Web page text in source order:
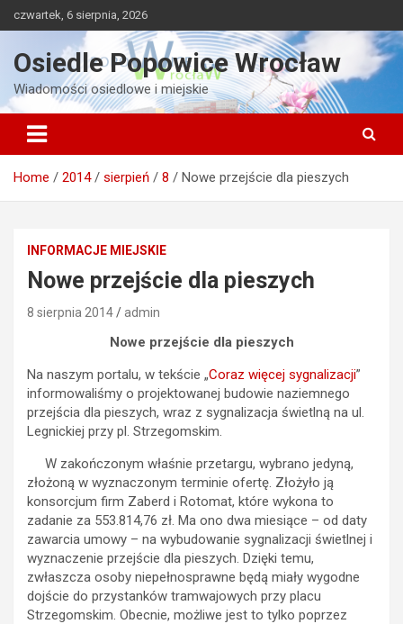
to
czwartek, 6 sierpnia, 2026
Osiedle Popowice Wrocław
Wiadomości osiedlowe i miejskie
Home 2014 sierpień 8 Nowe przejście dla pieszych
INFORMACJE MIEJSKIE
Nowe przejście dla pieszych
8 sierpnia 2014 admin
Nowe przejście dla pieszych
Na naszym portalu, w tekście „Coraz więcej sygnalizacji”
informowaliśmy o projektowanej budowie naziemnego
przejścia dla pieszych, wraz z sygnalizacja świetlną na ul.
Legnickiej przy pl. Strzegomskim.
W zakończonym właśnie przetargu, wybrano jedyną,
złożoną w wyznaczonym terminie ofertę. Złożyło ją
konsorcjum firm Zaberd i Rotomat, które wykona to
zadanie za 553.814,76 zł. Ma ono dwa miesiące – od daty
zawarcia umowy – na wybudowanie sygnalizacji świetlnej i
wyznaczenie przejście dla pieszych. Dzięki temu,
zwłaszcza osoby niepełnosprawne będą miały wygodne
dojście do przystanków tramwajowych przy placu
Strzegomskim. Obecnie, możliwe jest to tylko poprzez